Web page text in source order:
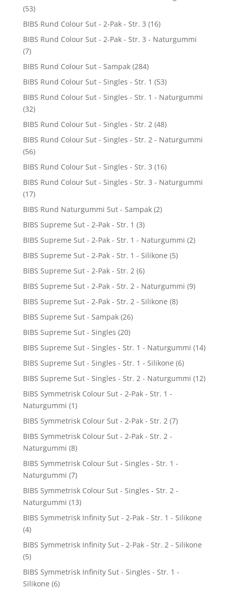
(53)
BIBS Rund Colour Sut - 2-Pak - Str. 3 (16)
BIBS Rund Colour Sut - 2-Pak - Str. 3 - Naturgummi
(7)
BIBS Rund Colour Sut - Sampak (284)
BIBS Rund Colour Sut - Singles - Str. 1 (53)
BIBS Rund Colour Sut - Singles - Str. 1 - Naturgummi
(32)
BIBS Rund Colour Sut - Singles - Str. 2 (48)
BIBS Rund Colour Sut - Singles - Str. 2 - Naturgummi
(56)
BIBS Rund Colour Sut - Singles - Str. 3 (16)
BIBS Rund Colour Sut - Singles - Str. 3 - Naturgummi
(17)
BIBS Rund Naturgummi Sut - Sampak (2)
BIBS Supreme Sut - 2-Pak - Str. 1 (3)
BIBS Supreme Sut - 2-Pak - Str. 1 - Naturgummi (2)
BIBS Supreme Sut - 2-Pak - Str. 1 - Silikone (5)
BIBS Supreme Sut - 2-Pak - Str. 2 (6)
BIBS Supreme Sut - 2-Pak - Str. 2 - Naturgummi (9)
BIBS Supreme Sut - 2-Pak - Str. 2 - Silikone (8)
BIBS Supreme Sut - Sampak (26)
BIBS Supreme Sut - Singles (20)
BIBS Supreme Sut - Singles - Str. 1 - Naturgummi (14)
BIBS Supreme Sut - Singles - Str. 1 - Silikone (6)
BIBS Supreme Sut - Singles - Str. 2 - Naturgummi (12)
BIBS Symmetrisk Colour Sut - 2-Pak - Str. 1 -
Naturgummi (1)
BIBS Symmetrisk Colour Sut - 2-Pak - Str. 2 (7)
BIBS Symmetrisk Colour Sut - 2-Pak - Str. 2 -
Naturgummi (8)
BIBS Symmetrisk Colour Sut - Singles - Str. 1 -
Naturgummi (7)
BIBS Symmetrisk Colour Sut - Singles - Str. 2 -
Naturgummi (13)
BIBS Symmetrisk Infinity Sut - 2-Pak - Str. 1 - Silikone
(4)
BIBS Symmetrisk Infinity Sut - 2-Pak - Str. 2 - Silikone
(5)
BIBS Symmetrisk Infinity Sut - Singles - Str. 1 -
Silikone (6)